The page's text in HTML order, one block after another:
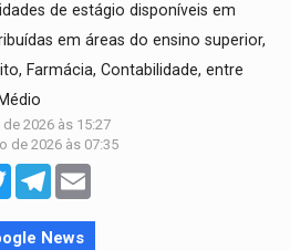
de estágio disponíveis em
em áreas do ensino superior,
Farmácia, Contabilidade, entre
2026 às 15:27
de 2026 às 07:35
TwitterTelegram
News